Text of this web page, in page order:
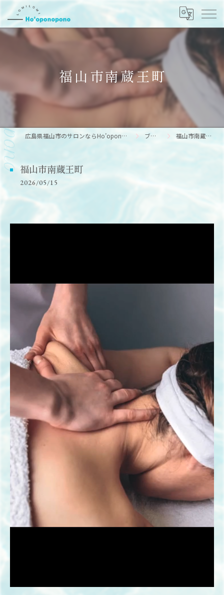
⁡福山市南蔵王町
広島県福山市のサロンならHo’oponopono ブログ ⁡福山市南蔵王町
⁡福山市南蔵王町
2026/05/15